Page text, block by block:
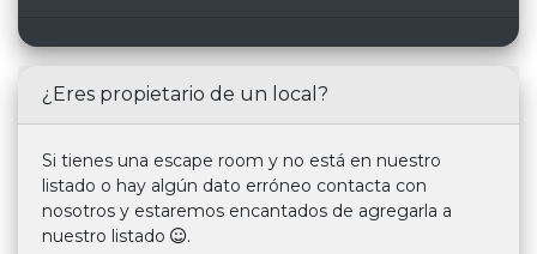
¿Eres propietario de un local?
Si tienes una escape room y no está en nuestro
listado o hay algún dato erróneo contacta con
nosotros y estaremos encantados de agregarla a
nuestro listado
.